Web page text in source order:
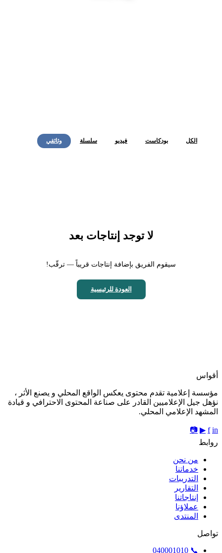
الكل بودكاست فيديو سلسلة وثائقي
لا توجد إنتاجات بعد
سيقوم الفريق بإضافة إنتاجات قريباً — ترقّب!
العودة للرئيسية
أقواس
مؤسسة إعلامية تقدم محتوى يعكس الواقع المحلي و يصنع الأثر ،
نؤهل جيل الإعلاميين القادر على صناعة المحتوى الاحترافي و قيادة
المشهد الإعلامي المحلي.
f in
▶
📷
روابط
من نحن
خدماتنا
التدريبات
التقارير
إنتاجاتنا
عملاؤنا
المنتدى
تواصل
📞 040001010